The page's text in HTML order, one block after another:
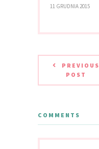
11 GRUDNIA 2015
PREVIOUS
POST
COMMENTS